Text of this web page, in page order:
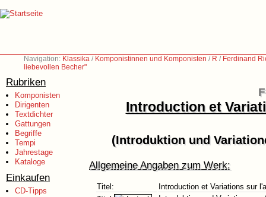
Navigation: Klassika / Komponistinnen und Komponisten / R / Ferdinand
liebevollen Becher"
Rubriken
Komponisten
Dirigenten
Textdichter
Gattungen
Begriffe
Tempi
Jahrestage
Kataloge
Einkaufen
CD-Tipps
Introduction et
(Introduktion und
Allgemeine Angaben zum Werk:
Titel:
Introduction et Variations sur